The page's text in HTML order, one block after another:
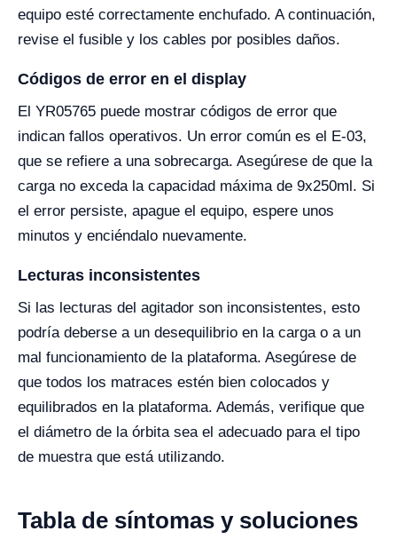
equipo esté correctamente enchufado. A continuación,
revise el fusible y los cables por posibles daños.
Códigos de error en el display
El YR05765 puede mostrar códigos de error que
indican fallos operativos. Un error común es el E-03,
que se refiere a una sobrecarga. Asegúrese de que la
carga no exceda la capacidad máxima de 9x250ml. Si
el error persiste, apague el equipo, espere unos
minutos y enciéndalo nuevamente.
Lecturas inconsistentes
Si las lecturas del agitador son inconsistentes, esto
podría deberse a un desequilibrio en la carga o a un
mal funcionamiento de la plataforma. Asegúrese de
que todos los matraces estén bien colocados y
equilibrados en la plataforma. Además, verifique que
el diámetro de la órbita sea el adecuado para el tipo
de muestra que está utilizando.
Tabla de síntomas y soluciones